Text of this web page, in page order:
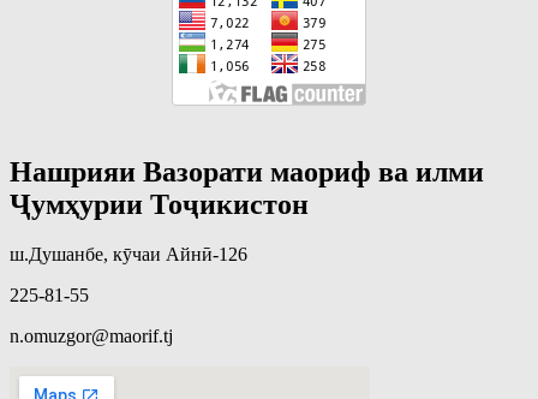
Нашрияи Вазорати маориф ва илми
Ҷумҳурии Тоҷикистон
ш.Душанбе, кӯчаи Айнӣ-126
225-81-55
n.omuzgor@maorif.tj